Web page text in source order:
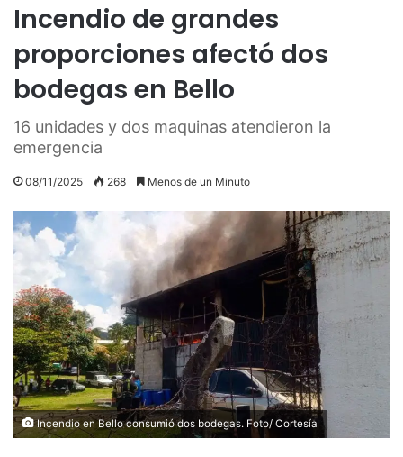
Incendio de grandes
proporciones afectó dos
bodegas en Bello
16 unidades y dos maquinas atendieron la
emergencia
08/11/2025 268 Menos de un Minuto
Incendio en Bello consumió dos bodegas. Foto/ Cortesía